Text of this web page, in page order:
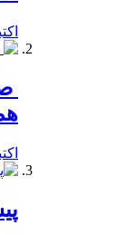
اکتبر
اکتبر